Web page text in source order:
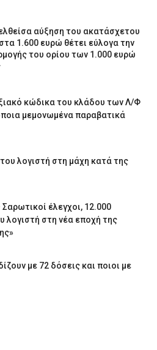
αύξηση του ακατάσχετου
1.600 ευρώ θέτει εύλογα την
του ορίου των 1.000 ευρώ
κώδικα του κλάδου των Λ/Φ
μεμονωμένα παραβατικά
λογιστή στη μάχη κατά της
έλεγχοι, 12.000
λογιστή στη νέα εποχή της
με 72 δόσεις και ποιοι με